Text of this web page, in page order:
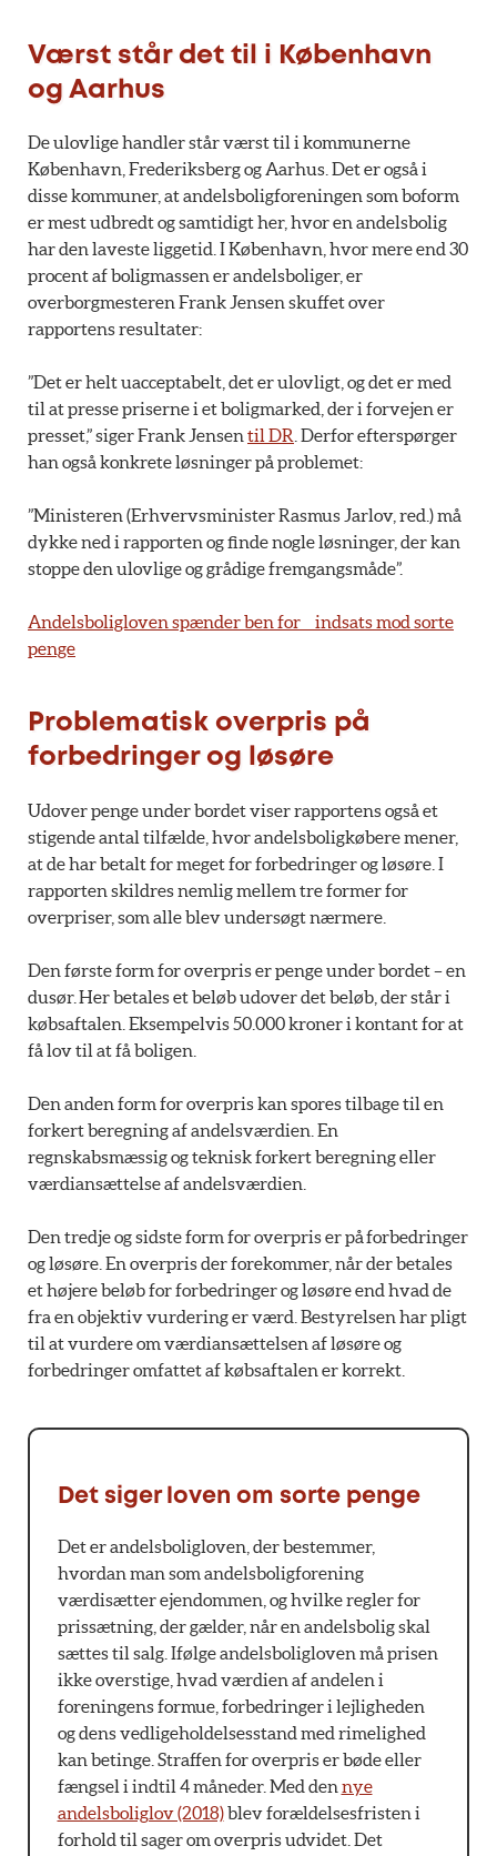
Værst står det til i København
og Aarhus
De ulovlige handler står værst til i kommunerne
København, Frederiksberg og Aarhus. Det er også i
disse kommuner, at andelsboligforeningen som boform
er mest udbredt og samtidigt her, hvor en andelsbolig
har den laveste liggetid. I København, hvor mere end 30
procent af boligmassen er andelsboliger, er
overborgmesteren Frank Jensen skuffet over
rapportens resultater:
”Det er helt uacceptabelt, det er ulovligt, og det er med
til at presse priserne i et boligmarked, der i forvejen er
presset,” siger Frank Jensen til DR . Derfor efterspørger
han også konkrete løsninger på problemet:
”Ministeren (Erhvervsminister Rasmus Jarlov, red.) må
dykke ned i rapporten og finde nogle løsninger, der kan
stoppe den ulovlige og grådige fremgangsmåde”.
Andelsboligloven spænder ben for indsats mod sorte
penge
Problematisk overpris på
forbedringer og løsøre
Udover penge under bordet viser rapportens også et
stigende antal tilfælde, hvor andelsboligkøbere mener,
at de har betalt for meget for forbedringer og løsøre. I
rapporten skildres nemlig mellem tre former for
overpriser, som alle blev undersøgt nærmere.
Den første form for overpris er penge under bordet – en
dusør. Her betales et beløb udover det beløb, der står i
købsaftalen. Eksempelvis 50.000 kroner i kontant for at
få lov til at få boligen.
Den anden form for overpris kan spores tilbage til en
forkert beregning af andelsværdien. En
regnskabsmæssig og teknisk forkert beregning eller
værdiansættelse af andelsværdien.
Den tredje og sidste form for overpris er på forbedringer
og løsøre. En overpris der forekommer, når der betales
et højere beløb for forbedringer og løsøre end hvad de
fra en objektiv vurdering er værd. Bestyrelsen har pligt
til at vurdere om værdiansættelsen af løsøre og
forbedringer omfattet af købsaftalen er korrekt.
Det siger loven om sorte penge
Det er andelsboligloven, der bestemmer,
hvordan man som andelsboligforening
værdisætter ejendommen, og hvilke regler for
prissætning, der gælder, når en andelsbolig skal
sættes til salg. Ifølge andelsboligloven må prisen
ikke overstige, hvad værdien af andelen i
foreningens formue, forbedringer i lejligheden
og dens vedligeholdelsesstand med rimelighed
kan betinge. Straffen for overpris er bøde eller
fængsel i indtil 4 måneder. Med den nye
andelsboliglov (2018)blev forældelsesfristen i
forhold til sager om overpris udvidet. Det